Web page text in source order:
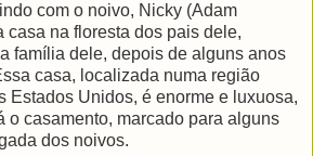
com o noivo, Nicky (Adam
casa na floresta dos pais dele,
família dele, depois de alguns anos
casa, localizada numa região
Estados Unidos, é enorme e luxuosa,
o casamento, marcado para alguns
dos noivos.